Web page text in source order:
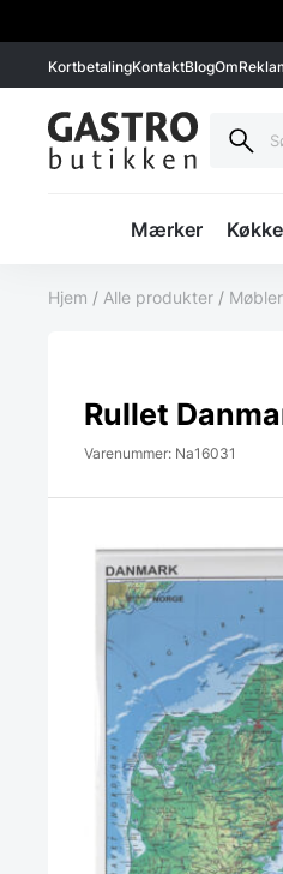
KortbetalingKontaktBlogOm
Mærker
Hjem / Alle produkter /
Rullet
Varenummer: Na16031